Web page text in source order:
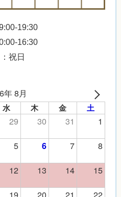
19:30
16:30
祝日
年 8月
水 木 金 土
29 30 31
1
5 6 7
8
12 13 14
15